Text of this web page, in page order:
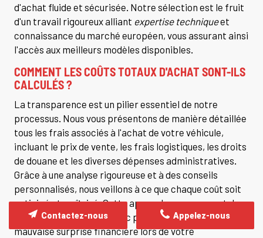
d'achat fluide et sécurisée. Notre sélection est le fruit
d'un travail rigoureux alliant expertise techniqueet
connaissance du marché européen, vous assurant ainsi
l'accès aux meilleurs modèles disponibles.
COMMENT LES COÛTS TOTAUX D'ACHAT SONT-ILS
CALCULÉS ?
La transparence est un pilier essentiel de notre
processus. Nous vous présentons de manière détaillée
tous les frais associés à l'achat de votre véhicule,
incluant le prix de vente, les frais logistiques, les droits
de douane et les diverses dépenses administratives.
Grâce à une analyse rigoureuse et à des conseils
personnalisés, nous veillons à ce que chaque coût soit
anticipé et maîtrisé. Cette approche vous permet de
planifier votre budget avec précision et d'éviter toute
mauvaise surprise financière lors de votre
Appelez-nous
Contactez-nous